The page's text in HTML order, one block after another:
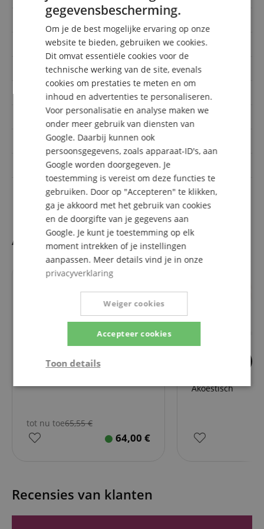
Top Massief
Esdoorn
Elektronica Ja
Oriëntatie Rechtshandig
incl. tas / koffer koffer
Bovenkant Spar
Volledig massief Ja
Topkam breedte 44 mm
Accesoires
3
tot nu toe65,55€
64,00 €
12
Akoestisch
Recensies van klanten
ITALIAN
SPANISH
gegevensbescherming.
Om je de best mogelijke ervaring op onze
website te bieden, gebruiken we cookies.
Dit omvat essentiële cookies voor de
technische werking van de site, evenals
cookies om prestaties te meten en om
inhoud en advertenties te personaliseren.
Voor personalisatie en analyse maken we
onder meer gebruik van diensten van
Google. Daarbij kunnen ook
persoonsgegevens, zoals apparaat-ID's, aan
Google worden doorgegeven. Je
toestemming is vereist om deze functies te
gebruiken. Door op "Accepteren" te klikken,
ga je akkoord met het gebruik van cookies
en de doorgifte van je gegevens aan
Google. Je kunt je toestemming op elk
moment intrekken of je instellingen
aanpassen. Meer details vind je in onze
privacyverklaring
Accepteer cookies
Weiger cookies
Toon details
Strikt
Prestatie Gericht op
Functionaliteit